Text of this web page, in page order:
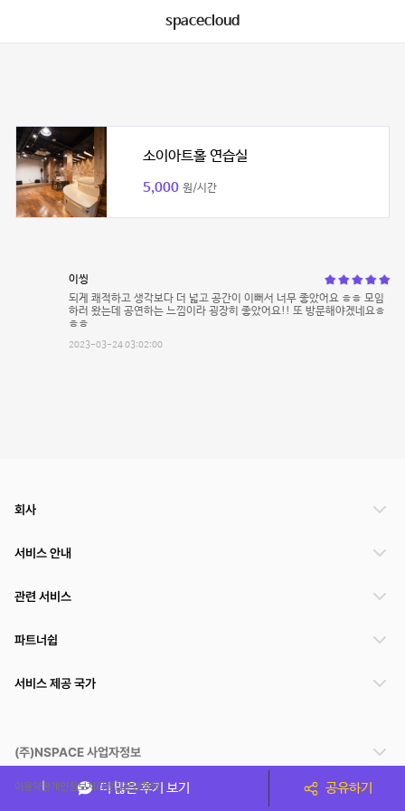
spacecloud
소이아트홀 연습실
5,000 원/시간
이씽
되게 쾌적하고 생각보다 더 넓고 공간이 이뻐서 너무 좋았어요 ㅎㅎ 모임
하러 왔는데 공연하는 느낌이라 굉장히 좋았어요!! 또 방문해야겠네요ㅎ
ㅎㅎ
2023-03-24 03:02:00
더 많은 후기 보기 공유하기
회사
서비스 안내
관련 서비스
파트너쉽
서비스 제공 국가
(주)NSPACE 사업자정보
이용약관개인정보처리방침운영정책
스페이스클라우드는 통신판매중개자이며 통신판매의 당사자가 아닙니다. 따라서 스페이스클